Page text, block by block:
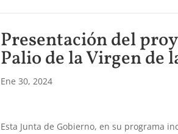
Presentación del
Palio de la Virgen de
Ene 30, 2024
Esta Junta de Gobierno, en su programa